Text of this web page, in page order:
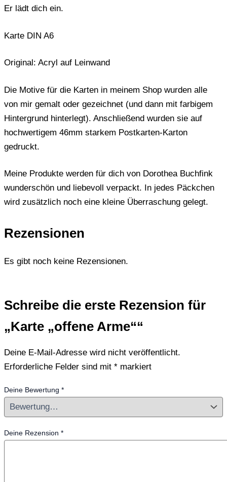
Er lädt dich ein.
Karte DIN A6
Original: Acryl auf Leinwand
Die Motive für die Karten in meinem Shop wurden alle
von mir gemalt oder gezeichnet (und dann mit farbigem
Hintergrund hinterlegt). Anschließend wurden sie auf
hochwertigem 46mm starkem Postkarten-Karton
gedruckt.
Meine Produkte werden für dich von Dorothea Buchfink
wunderschön und liebevoll verpackt. In jedes Päckchen
wird zusätzlich noch eine kleine Überraschung gelegt.
Rezensionen
Es gibt noch keine Rezensionen.
Schreibe die erste Rezension für
„Karte „offene Arme““
Deine E-Mail-Adresse wird nicht veröffentlicht.
Erforderliche Felder sind mit * markiert
Deine Bewertung *
Deine Rezension *